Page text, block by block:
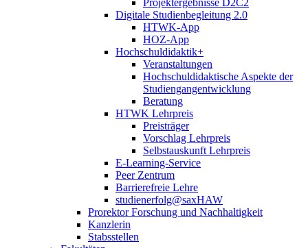
Digitale Studienbegleitung 2.0
HTWK-App
HOZ-App
Hochschuldidaktik+
Veranstaltungen
Hochschuldidaktische Aspekte der
Studiengangentwicklung
Beratung
HTWK Lehrpreis
Preisträger
Vorschlag Lehrpreis
Selbstauskunft Lehrpreis
E-Learning-Service
Peer Zentrum
Barrierefreie Lehre
studienerfolg@saxHAW
Prorektor Forschung und Nachhaltigkeit
Kanzlerin
Stabsstellen